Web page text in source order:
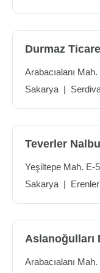
Durmaz
Arabacıalanı
Sakarya |
Teverler
Yeşiltepe Mah. E-
Sakarya | Erenler
Aslanoğulları
Arabacıalanı